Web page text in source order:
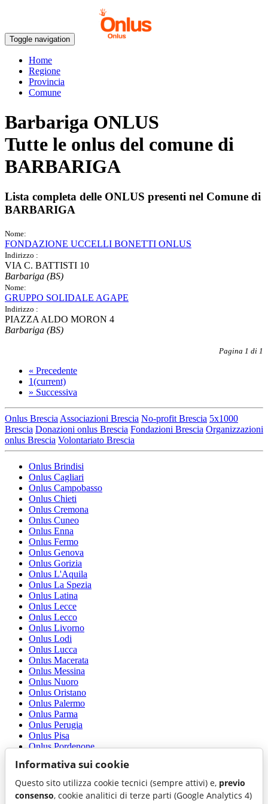
Toggle navigation
Home
Regione
Provincia
Comune
Barbariga ONLUS
Tutte le onlus del comune di
BARBARIGA
Lista completa delle ONLUS presenti nel Comune di
BARBARIGA
Nome:
FONDAZIONE UCCELLI BONETTI ONLUS
Indirizzo :
VIA C. BATTISTI 10
Barbariga (BS)
Nome:
GRUPPO SOLIDALE AGAPE
Indirizzo :
PIAZZA ALDO MORON 4
Barbariga (BS)
Pagina 1 di 1
« Precedente
1(current)
» Successiva
Onlus Brescia Associazioni Brescia No-profit Brescia 5x1000
Brescia Donazioni onlus Brescia Fondazioni Brescia Organizzazioni
onlus Brescia Volontariato Brescia
Onlus Brindisi
Onlus Cagliari
Onlus Campobasso
Onlus Chieti
Onlus Cremona
Onlus Cuneo
Onlus Enna
Onlus Fermo
Onlus Genova
Onlus Gorizia
Onlus L'Aquila
Onlus La Spezia
Onlus Latina
Onlus Lecce
Onlus Lecco
Onlus Livorno
Onlus Lodi
Onlus Lucca
Onlus Macerata
Onlus Messina
Onlus Nuoro
Onlus Oristano
Onlus Palermo
Onlus Parma
Onlus Perugia
Onlus Pisa
Onlus Pordenone
Onlus Reggio di Calabria
Onlus Rimini
Onlus Roma
Onlus Rovigo
Informativa sui cookie
Questo sito utilizza cookie tecnici (sempre attivi) e, previo
consenso, cookie analitici di terze parti (Google Analytics 4)